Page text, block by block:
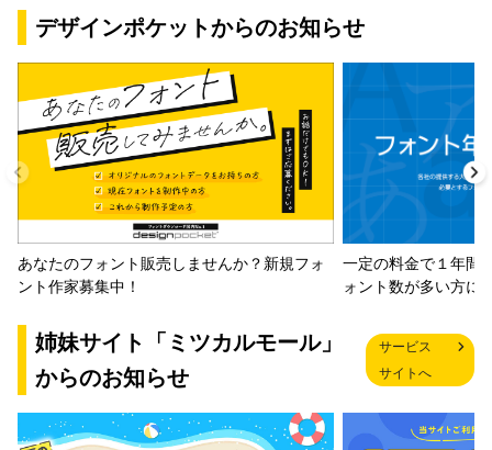
デザインポケットからのお知らせ
あなたのフォント販売しませんか？新規フォ
ント作家募集中！
一定の料金で１年間
ォント数が多い方に
姉妹サイト「ミツカルモール」
からのお知らせ
サービス
サイトへ